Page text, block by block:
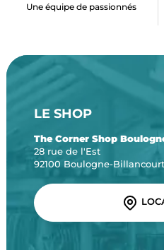
Une équipe de passionnés
LE SHOP
The Corner Shop
28 rue de l'Est
92100 Boulogne-Billancourt